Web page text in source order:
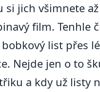
jich všimnete
film. Tenhle
list přes
Nejde jen o to
a kdy už listy